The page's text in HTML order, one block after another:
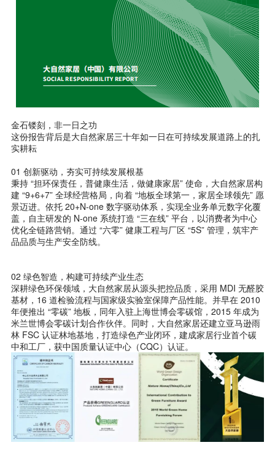
金石镂刻，非一日之功
这份报告背后是大自然家居三十年如一日在可持续发展道路上的扎
实耕耘
01 创新驱动，夯实可持续发展根基
秉持 “担环保责任，普健康生活，做健康家居” 使命，大自然家居构
建 “9+6+7” 全球经营格局，向着 “地板全球第一，家居全球领先” 愿
景迈进。依托 20+N-one 数字驱动体系，实现全业务单元数字化覆
盖，自主研发的 N-one 系统打造 “三在线” 平台，以消费者为中心
优化全链路营销。通过 “六零” 健康工程与厂区 “5S” 管理，筑牢产
品品质与生产安全防线。
02 绿色智造，构建可持续产业生态
深耕绿色环保领域，大自然家居从源头把控品质，采用 MDI 无醛胶
基材，16 道检验流程与国家级实验室保障产品性能。并早在 2010
年便推出 “零碳” 地板，同年入驻上海世博会零碳馆，2015 年成为
米兰世博会零碳计划合作伙伴。同时，大自然家居还建立亚马逊雨
林 FSC 认证林地基地，打造绿色产业闭环，建成家居行业首个碳
中和工厂，获中国质量认证中心（CQC）认证。